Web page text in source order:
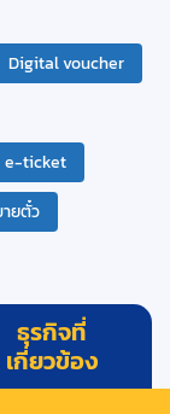
Digital voucher
e-ticket
ยตั๋ว
ธุรกิจที่
เกี่ยวข้อง